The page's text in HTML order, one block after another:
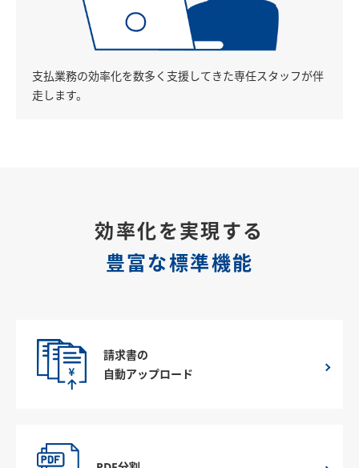
支払業務の効率化を数多く支援してきた専任スタッフが伴
走します。
効率化を実現する
豊富な標準機能
請求書の
自動アップロード